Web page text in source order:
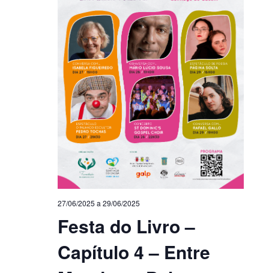
Festa do Livro –
Capítulo 4 – Entre
27/06/2025 a 29/06/2025